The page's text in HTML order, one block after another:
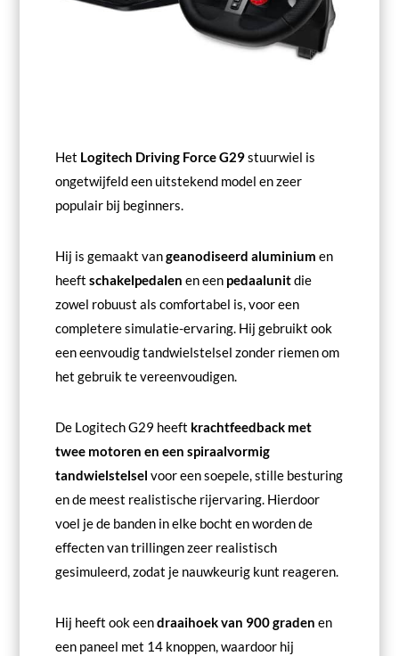
Het Logitech Driving Force G29stuurwiel is
ongetwijfeld een uitstekend model en zeer
populair bij beginners.
Hij is gemaakt vangeanodiseerd aluminium en
heeft schakelpedalen en een pedaalunitdie
zowel robuust als comfortabel is, voor een
completere simulatie-ervaring. Hij gebruikt ook
een eenvoudig tandwielstelsel zonder riemen om
het gebruik te vereenvoudigen.
De Logitech G29 heeft krachtfeedback met
twee motoren en een spiraalvormig
tandwielstelsel voor een soepele, stille besturing
en de meest realistische rijervaring. Hierdoor
voel je de banden in elke bocht en worden de
effecten van trillingen zeer realistisch
gesimuleerd, zodat je nauwkeurig kunt reageren.
Hij heeft ook eendraaihoek van 900 graden en
een paneel met 14 knoppen, waardoor hij